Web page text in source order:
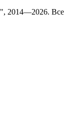
2014—2026. Все